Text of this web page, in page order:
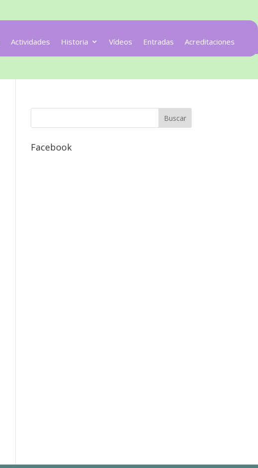
Actividades Historia Vídeos Entradas Acreditaciones
Facebook